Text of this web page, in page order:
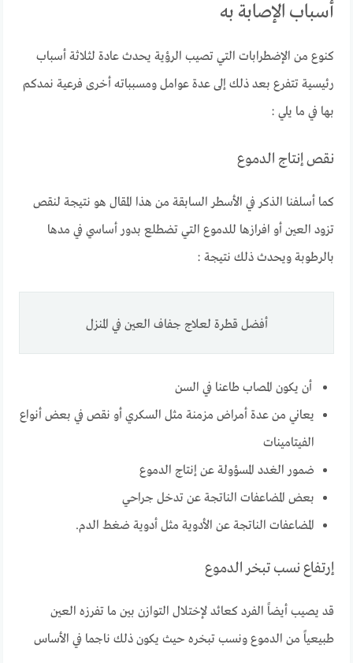
أسباب الإصابة به
كنوع من الإضطرابات التي تصيب الرؤية يحدث عادة لثلاثة أسباب
رئيسية تتفرع بعد ذلك إلى عدة عوامل ومسبباته أخرى فرعية نمدكم
بها في ما يلي :
نقص إنتاج الدموع
كما أسلفنا الذكر في الأسطر السابقة من هذا المقال هو نتيجة لنقص
تزود العين أو افرازها للدموع التي تضطلع بدور أساسي في مدها
بالرطوبة ويحدث ذلك نتيجة :
أفضل قطرة لعلاج جفاف العين في المنزل
أن يكون المصاب طاعنا في السن
يعاني من عدة أمراض مزمنة مثل السكري أو نقص في بعض أنواع
الفيتامينات
ضمور الغدد المسؤولة عن إنتاج الدموع
بعض المضاعفات الناتجة عن تدخل جراحي
المضاعفات الناتجة عن الأدوية مثل أدوية ضغط الدم.
إرتفاع نسب تبخر الدموع
قد يصيب أيضاً الفرد كعائد لإختلال التوازن بين ما تفرزه العين
طبيعياً من الدموع ونسب تبخره حيث يكون ذلك ناجما في الأساس